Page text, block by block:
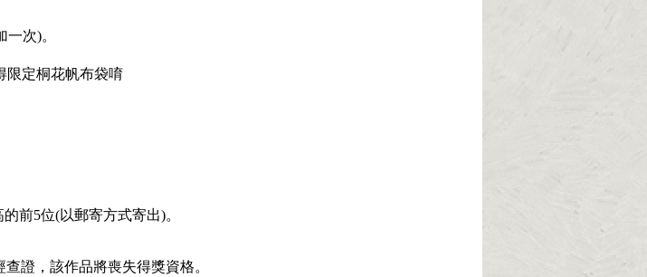
次)。
限定桐花帆布袋唷
前5位(以郵寄方式寄出)。
證，該作品將喪失得獎資格。